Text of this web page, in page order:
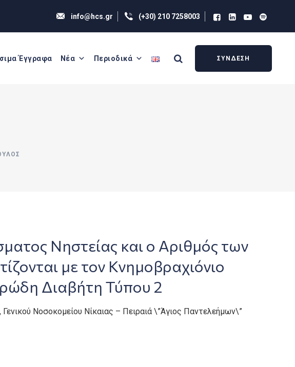
info@hcs.gr (+30) 210 7258003
Έγγραφα Νέα Περιοδικά ΣΥΝΔΕΣΗ
Νηστείας και ο Αριθμός των
με τον Κνημοβραχιόνιο
Διαβήτη Τύπου 2
Νοσοκομείου Νίκαιας – Πειραιά \”Άγιος Παντελεήμων\”